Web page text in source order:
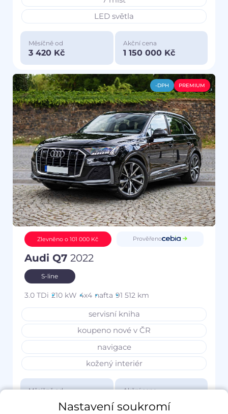
LED světla
Měsíčně od
3 420 Kč
Akční cena
1 150 000 Kč
-DPH PREMIUM
Zlevněno o 101 000 Kč Prověřeno
Audi Q7 2022
S-line
3.0 TDi 210 kW 4x4 nafta 91 512 km
servisní kniha
koupeno nové v ČR
navigace
kožený interiér
Měsíčně od Akční cena
1 149 000 Kč
Nastavení soukromí